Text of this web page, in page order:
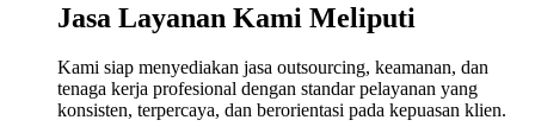
Jasa Layanan Kami Meliputi
Kami siap menyediakan jasa outsourcing, keamanan, dan
tenaga kerja profesional dengan standar pelayanan yang
konsisten, terpercaya, dan berorientasi pada kepuasan klien.